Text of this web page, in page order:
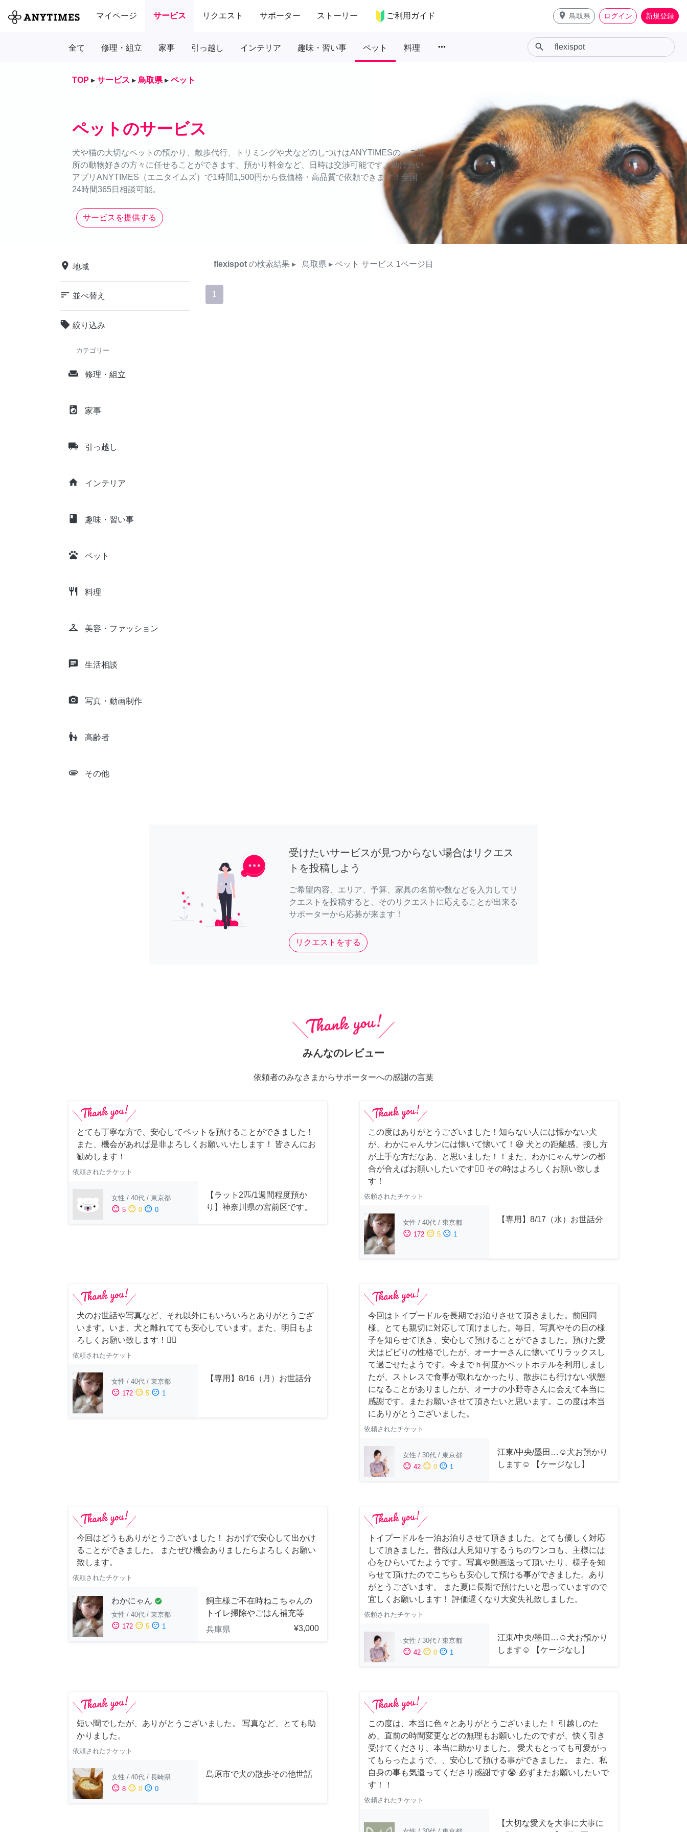
マイページ サービス リクエスト サポーター ストーリー ご利用ガイド place 鳥取県 ログイン 新規登録
全て 修理・組立 家事 引っ越し インテリア 趣味・習い事 ペット 料理 more_horiz search
TOP ▸ サービス ▸ 鳥取県 ▸ ペット
ペットのサービス
犬や猫の大切なペットの預かり、散歩代行、トリミングや犬などのしつけはANYTIMESの、ご近
所の動物好きの方々に任せることができます。預かり料金など、日時は交渉可能です。助け合い
アプリANYTIMES（エニタイムズ）で1時間1,500円から低価格・高品質で依頼できます！全国
24時間365日相談可能。
サービスを提供する
place 地域
sort 並べ替え
local_offer 絞り込み
カテゴリー
weekend 修理・組立
local_laundry_service 家事
local_shipping 引っ越し
home インテリア
class 趣味・習い事
pets ペット
restaurant 料理
checkroom 美容・ファッション
chat 生活相談
camera_alt 写真・動画制作
escalator_warning 高齢者
attachment その他
flexispot の検索結果 ▸ 鳥取県 ▸ ペット サービス 1ページ目
1
受けたいサービスが見つからない場合はリクエス
トを投稿しよう
ご希望内容、エリア、予算、家具の名前や数などを入力してリ
クエストを投稿すると、そのリクエストに応えることが出来る
サポーターから応募が来ます！
リクエストをする
みんなのレビュー
依頼者のみなさまからサポーターへの感謝の言葉
とても丁寧な方で、安心してペットを預けることができました！
また、機会があれば是非よろしくお願いいたします！ 皆さんにお
勧めします！
依頼されたチケット
女性 / 40代 / 東京都
sentiment_satisfied 5 sentiment_neutral 0 sentiment_dissatisfied 0
【ラット2匹/1週間程度預か
り】神奈川県の宮前区です。
この度はありがとうございました！知らない人には懐かない犬
が、わかにゃんサンには懐いて懐いて！😆 犬との距離感、接し方
が上手な方だなあ、と思いました！！また、わかにゃんサンの都
合が合えばお願いしたいです🙇‍♂️ その時はよろしくお願い致しま
す！
依頼されたチケット
女性 / 40代 / 東京都
sentiment_satisfied 172 sentiment_neutral 5 sentiment_dissatisfied 1
【専用】8/17（水）お世話分
犬のお世話や写真など、それ以外にもいろいろとありがとうござ
います。いま、犬と離れてても安心しています。また、明日もよ
ろしくお願い致します！🙇‍♂️
依頼されたチケット
女性 / 40代 / 東京都
sentiment_satisfied 172 sentiment_neutral 5 sentiment_dissatisfied 1
【専用】8/16（月）お世話分
今回はトイプードルを長期でお泊りさせて頂きました。前回同
様、とても親切に対応して頂けました。毎日、写真やその日の様
子を知らせて頂き、安心して預けることができました。預けた愛
犬はビビりの性格でしたが、オーナーさんに懐いてリラックスし
て過ごせたようです。今までｈ何度かペットホテルを利用しまし
たが、ストレスで食事が取れなかったり、散歩にも行けない状態
になることがありましたが、オーナの小野寺さんに会えて本当に
感謝です。またお願いさせて頂きたいと思います。この度は本当
にありがとうございました。
依頼されたチケット
女性 / 30代 / 東京都
sentiment_satisfied 42 sentiment_neutral 0 sentiment_dissatisfied 1
江東/中央/墨田…☺︎犬お預かり
します☺︎ 【ケージなし】
今回はどうもありがとうございました！ おかげで安心して出かけ
ることができました。 またぜひ機会ありましたらよろしくお願い
致します。
依頼されたチケット
わかにゃん check_circle
女性 / 40代 / 東京都
sentiment_satisfied 172 sentiment_neutral 5 sentiment_dissatisfied 1
飼主様ご不在時ねこちゃんの
トイレ掃除やごはん補充等
兵庫県
¥3,000
トイプードルを一泊お泊りさせて頂きました。とても優しく対応
して頂きました。普段は人見知りするうちのワンコも、主様には
心をひらいてたようです。写真や動画送って頂いたり、様子を知
らせて頂けたのでこちらも安心して預ける事ができました。あり
がとうございます。 また夏に長期で預けたいと思っていますので
宜しくお願いします！ 評価遅くなり大変失礼致しました。
依頼されたチケット
女性 / 30代 / 東京都
sentiment_satisfied 42 sentiment_neutral 0 sentiment_dissatisfied 1
江東/中央/墨田…☺︎犬お預かり
します☺︎ 【ケージなし】
短い間でしたが、ありがとうございました。 写真など、とても助
かりました。
依頼されたチケット
女性 / 40代 / 長崎県
sentiment_satisfied 8 sentiment_neutral 0 sentiment_dissatisfied 0
島原市で犬の散歩その他世話
この度は、本当に色々とありがとうございました！ 引越しのた
め、直前の時間変更などの無理もお願いしたのですが、快く引き
受けてくださり、本当に助かりました。 愛犬もとっても可愛がっ
てもらったようで、、安心して預ける事ができました。 また、私
自身の事も気遣ってくださり感謝です😭 必ずまたお願いしたいで
す！！
依頼されたチケット
【大切な愛犬を大事に大事に